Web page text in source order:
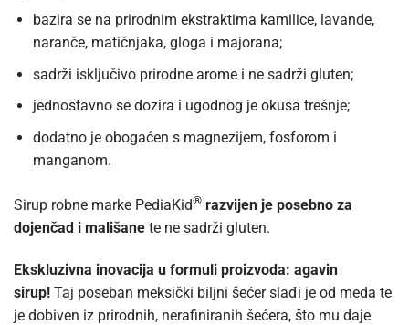
bazira se na prirodnim ekstraktima kamilice, lavande,
naranče, matičnjaka, gloga i majorana;
sadrži isključivo prirodne arome i ne sadrži gluten;
jednostavno se dozira i ugodnog je okusa trešnje;
dodatno je obogaćen s magnezijem, fosforom i
manganom.
Sirup robne marke PediaKid® razvijen je posebno za
dojenčad i mališane te ne sadrži gluten.
Ekskluzivna inovacija u formuli proizvoda: agavin
sirup! Taj poseban meksički biljni šećer slađi je od meda te
je dobiven iz prirodnih, nerafiniranih šećera, što mu daje